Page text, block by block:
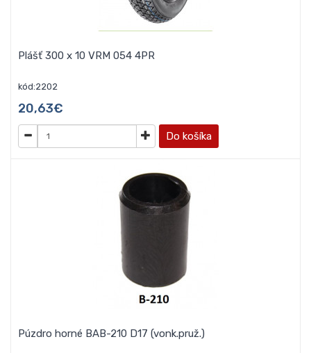
Plášť 300 x 10 VRM 054 4PR
kód:2202
20,63€
Do košíka
Púzdro horné BAB-210 D17 (vonk.pruž.)